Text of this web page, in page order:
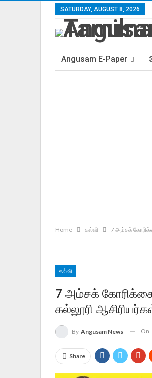
SATURDAY, AUGUST 8, 2026
Angusam E-Paper
Home கல்வி 7 அம்சக்
கல்வி
7 அம்சக்
கல்லூரி
By Angusam News On
Share